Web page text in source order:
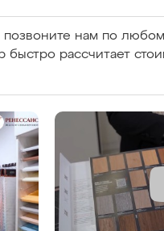
нам по
рассчитает